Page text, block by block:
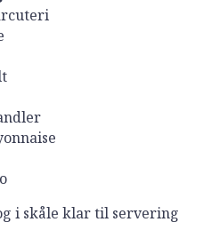
i skåle klar til servering